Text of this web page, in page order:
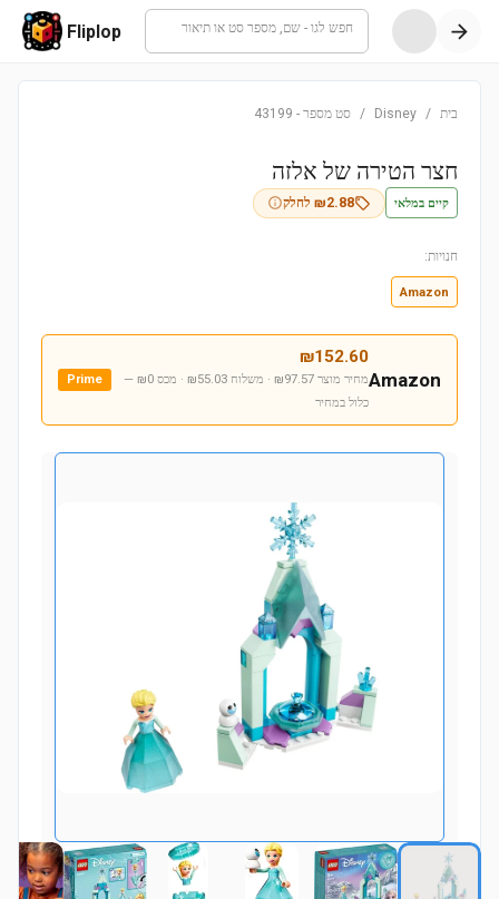
חפש לגו - שם, מספר סט או תיאור Fliplop
בית /
Disney
/ סט מספר -
43199
חצר הטירה של אלזה
קיים במלאי ₪2.88 לחלק
חנויות:
Amazon
Amazon
₪152.60
מחיר מוצר ₪97.57 · משלוח ₪55.03 · מכס ₪0
—
כלול במחיר
Prime